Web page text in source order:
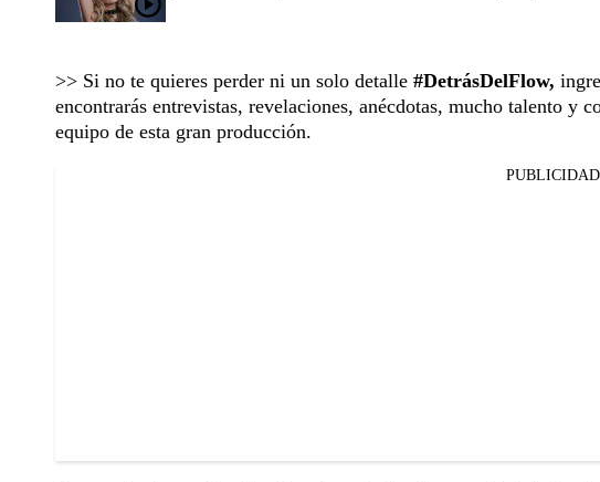
>> Si no te quieres perder ni un solo detalle #DetrásDelFlow,
encontrarás entrevistas, revelaciones, anécdotas, mucho talento y
equipo de esta gran producción.
PUBLICIDAD